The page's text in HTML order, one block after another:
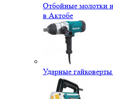
Отбойные молотки
в Актобе
Ударные